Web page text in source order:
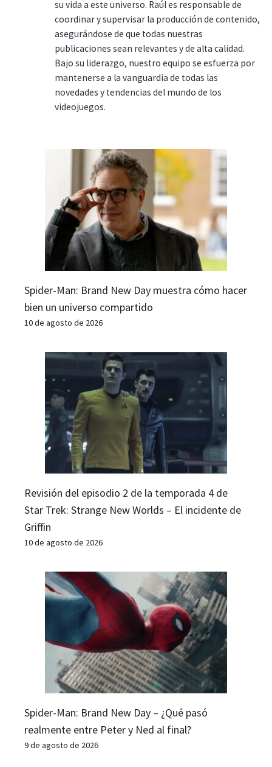
su vida a este universo. Raúl es responsable de
coordinar y supervisar la producción de contenido,
asegurándose de que todas nuestras
publicaciones sean relevantes y de alta calidad.
Bajo su liderazgo, nuestro equipo se esfuerza por
mantenerse a la vanguardia de todas las
novedades y tendencias del mundo de los
videojuegos.
Spider-Man: Brand New Day muestra cómo hacer
bien un universo compartido
10 de agosto de 2026
Revisión del episodio 2 de la temporada 4 de
Star Trek: Strange New Worlds – El incidente de
Griffin
10 de agosto de 2026
Spider-Man: Brand New Day – ¿Qué pasó
realmente entre Peter y Ned al final?
9 de agosto de 2026